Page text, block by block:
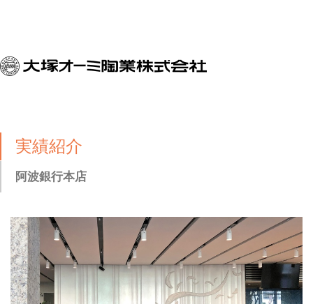
実績紹介
阿波銀行本店